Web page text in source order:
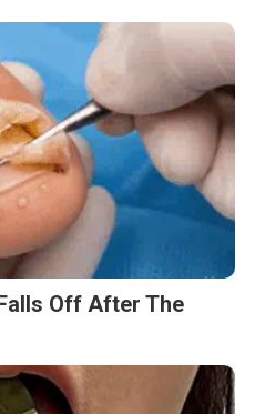
Off After The